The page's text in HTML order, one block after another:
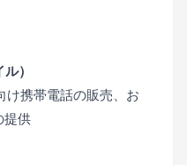
）
け携帯電話の販売、お
提供